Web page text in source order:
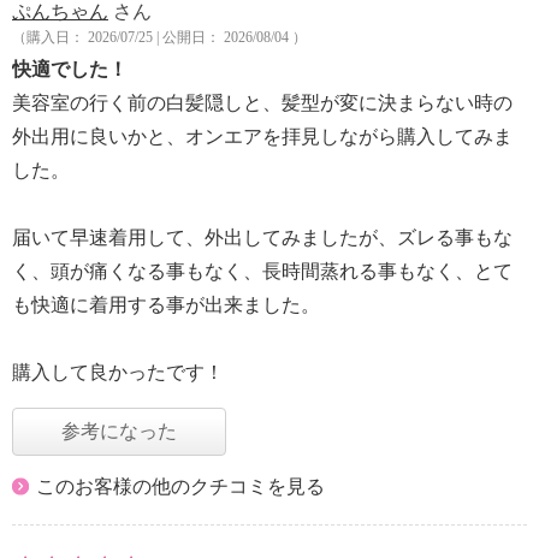
ぷんちゃん さん
（購入日： 2026/07/25 | 公開日： 2026/08/04 ）
快適でした！
美容室の行く前の白髪隠しと、髪型が変に決まらない時の
外出用に良いかと、オンエアを拝見しながら購入してみま
した。
届いて早速着用して、外出してみましたが、ズレる事もな
く、頭が痛くなる事もなく、長時間蒸れる事もなく、とて
も快適に着用する事が出来ました。
購入して良かったです！
参考になった
このお客様の他のクチコミを見る